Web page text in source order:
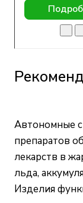
Автономные
препаратов
лекарств в
льда,
Изделия